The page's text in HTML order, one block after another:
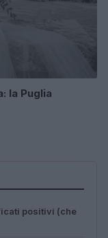
la Puglia
positivi (che